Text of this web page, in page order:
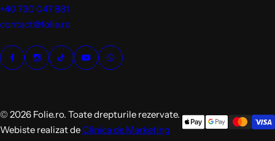
+40 730 047 881
contact@folie.ro
© 2026 Folie.ro. Toate drepturile rezervate.
Webiste realizat deClinica de Marketing